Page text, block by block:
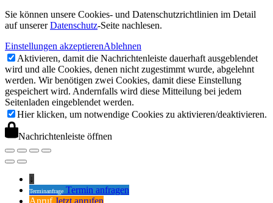
Sie können unsere Cookies- und Datenschutzrichtlinien im Detail
auf unsererDatenschutz-Seite nachlesen.
Einstellungen akzeptierenAblehnen
Aktivieren, damit die Nachrichtenleiste dauerhaft ausgeblendet
wird und alle Cookies, denen nicht zugestimmt wurde, abgelehnt
werden. Wir benötigen zwei Cookies, damit diese Einstellung
gespeichert wird. Andernfalls wird diese Mitteilung bei jedem
Seitenladen eingeblendet werden.
Hier klicken, um notwendige Cookies zu aktivieren/deaktivieren.
Nachrichtenleiste öffnen
↓
Terminanfrage Termin anfragen
Anruf Jetzt anrufen